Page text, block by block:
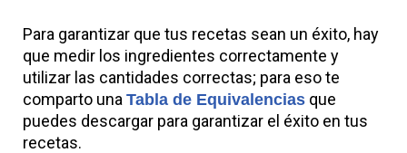
Para garantizar que tus recetas sean un éxito, hay
que medir los ingredientes correctamente y
utilizar las cantidades correctas; para eso te
comparto una Tabla de Equivalencias que
puedes descargar para garantizar el éxito en tus
recetas.